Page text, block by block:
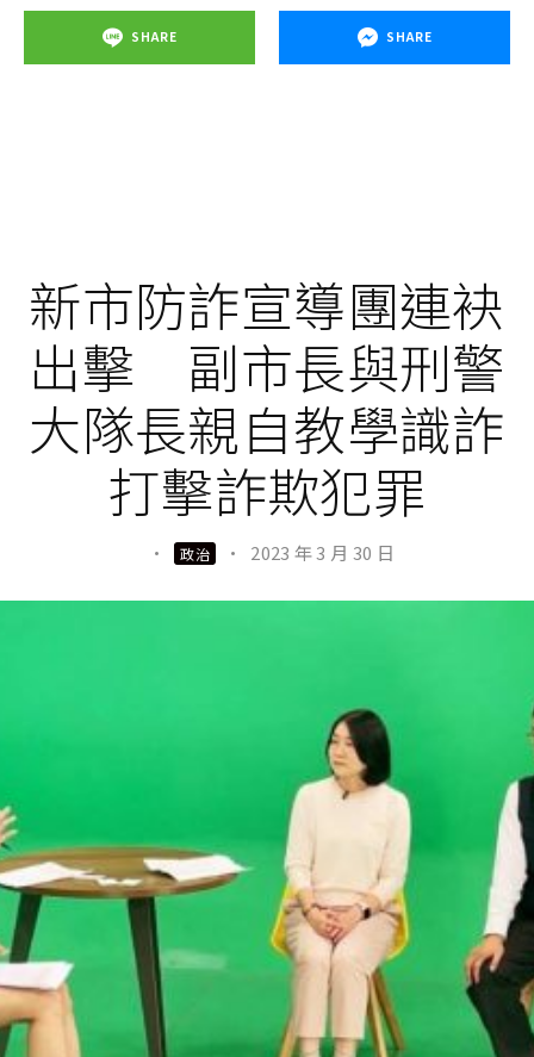
SHARE SHARE
新市防詐宣導團連袂
出擊 副市長與刑警
大隊長親自教學識詐
打擊詐欺犯罪
· 政治 · 2023 年 3 月 30 日